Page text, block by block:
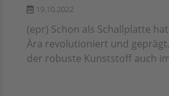
19.10.2022
(epr) Schon als Schallplatte
Ära revolutioniert und
der robuste Kunststoff auch